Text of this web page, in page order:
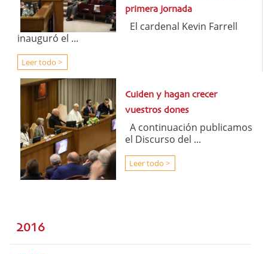
primera jornada
El cardenal Kevin Farrell
inauguró el ...
Leer todo >
Cuiden y hagan crecer
vuestros dones
A continuación publicamos
el Discurso del ...
Leer todo >
2016